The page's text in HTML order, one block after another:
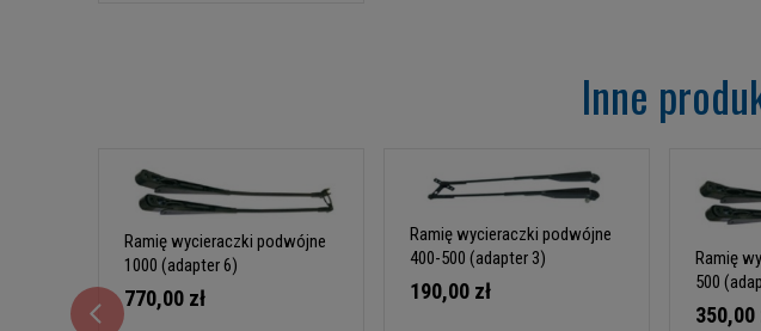
Inne
Ramię wycieraczki podwójne
1000 (adapter 6)
770,00 zł
Ramię wycieraczki podwójne
400-500 (adapter 3)
190,00 zł
Ramię
500
350,00